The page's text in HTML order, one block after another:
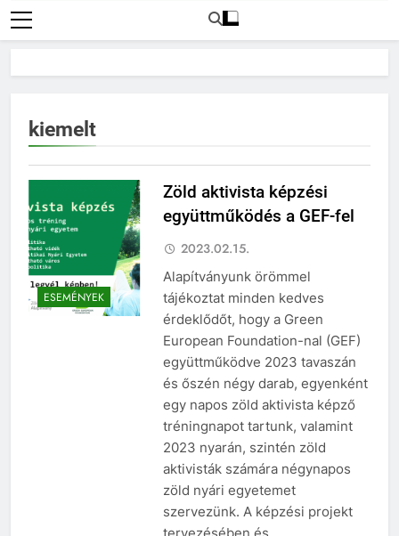
kiemelt
ESEMÉNYEK
Zöld aktivista képzési
együttműködés a GEF-fel
2023.02.15.
Alapítványunk örömmel
tájékoztat minden kedves
érdeklődőt, hogy a Green
European Foundation-nal (GEF)
együttműködve 2023 tavaszán
és őszén négy darab, egyenként
egy napos zöld aktivista képző
tréningnapot tartunk, valamint
2023 nyarán, szintén zöld
aktivisták számára négynapos
zöld nyári egyetemet
szervezünk. A képzési projekt
tervezésében és